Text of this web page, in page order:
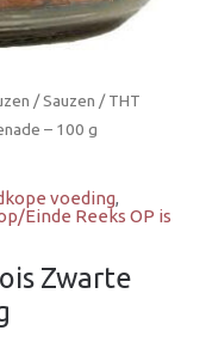
/Sauzen / THT
– 100 g
voeding,
Einde Reeks OP is
Zwarte